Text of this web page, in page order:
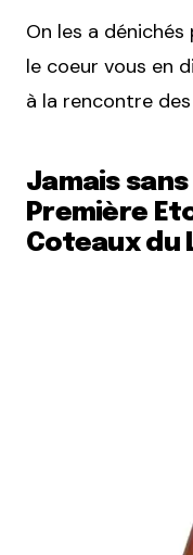
On les a
le coeur vous en
à la rencontre
Jamais sans
Première
Coteaux du